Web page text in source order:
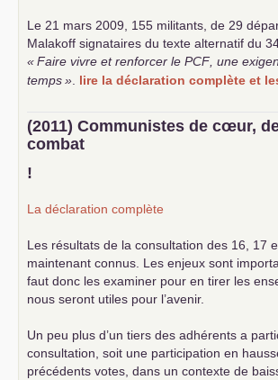
Le 21 mars 2009, 155 militants, de 29
Malakoff signataires du texte alternatif du
«Faire vivre et renforcer le PCF, une
temps». lire la déclaration complète et
(2011) Communistes de cœur,
combat
!
La déclaration complète
Les résultats de la consultation des 16, 17
maintenant connus. Les enjeux sont
faut donc les examiner pour en tirer les
nous seront utiles pour l’avenir.
Un peu plus d’un tiers des adhérents a
consultation, soit une participation en
précédents votes, dans un contexte de